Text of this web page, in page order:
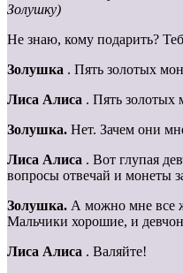
Золушку)
Не знаю, кому подарить?
Золушка . Пять золотых
Лиса Алиса . Пять золотых
Золушка. Нет. Зачем они
Лиса Алиса . Вот глупая
вопросы отвечай и монеты
Золушка. А можно мне все
Мальчики хорошие, и
Лиса Алиса . Валяйте!